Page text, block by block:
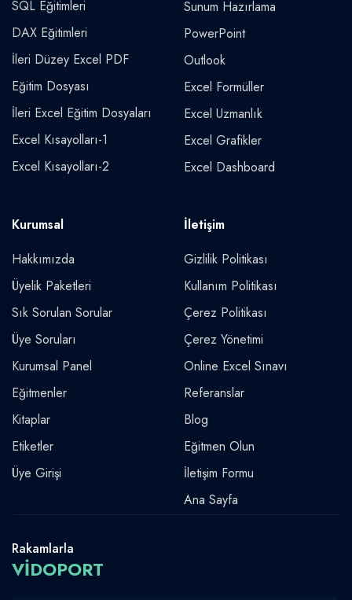
SQL Eğitimleri
DAX Eğitimleri
İleri Düzey Excel PDF
Eğitim Dosyası
İleri Excel Eğitim Dosyaları
Excel Kısayolları-1
Excel Kısayolları-2
Sunum Hazırlama
PowerPoint
Outlook
Excel Formüller
Excel Uzmanlık
Excel Grafikler
Excel Dashboard
Kurumsal
Hakkımızda
Üyelik Paketleri
Sık Sorulan Sorular
Üye Soruları
Kurumsal Panel
Eğitmenler
Kitaplar
Etiketler
Üye Girişi
İletişim
Gizlilik Politikası
Kullanım Politikası
Çerez Politikası
Çerez Yönetimi
Online Excel Sınavı
Referanslar
Blog
Eğitmen Olun
İletişim Formu
Ana Sayfa
Rakamlarla
VİDOPORT